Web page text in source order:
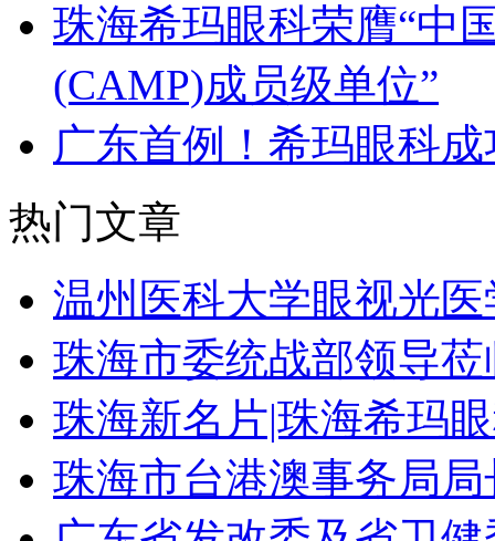
珠海希玛眼科荣膺“中
(CAMP)成员级单位”
广东首例！希玛眼科
热门文章
温州医科大学眼视光
珠海市委统战部领导
珠海新名片|珠海希玛
珠海市台港澳事务局